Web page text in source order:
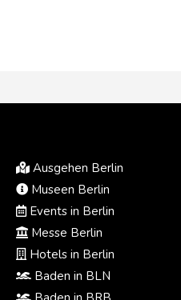
Ausgehen Berlin
Museen Berlin
Events in Berlin
Messe Berlin
Hotels in Berlin
Baden in BLN